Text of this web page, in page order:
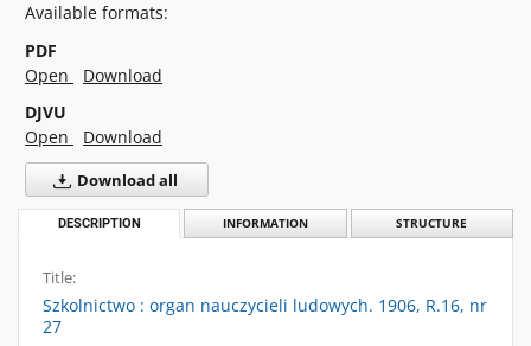
Available formats:
PDF
Open
Download
DJVU
Open
Download
Download all
DESCRIPTION INFORMATION STRUCTURE
Title:
Szkolnictwo : organ nauczycieli ludowych. 1906, R.16, nr
27